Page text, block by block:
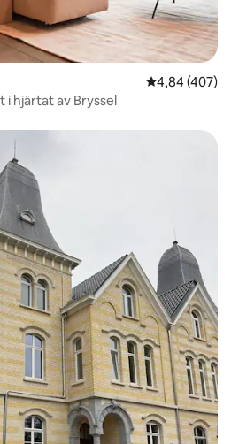
4,84 av 5 i
4,84 (407)
hjärtat av Bryssel